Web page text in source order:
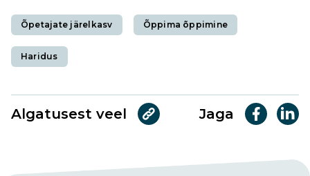
Õpetajate järelkasv Õppima õppimine
Haridus
Algatusest veel Jaga